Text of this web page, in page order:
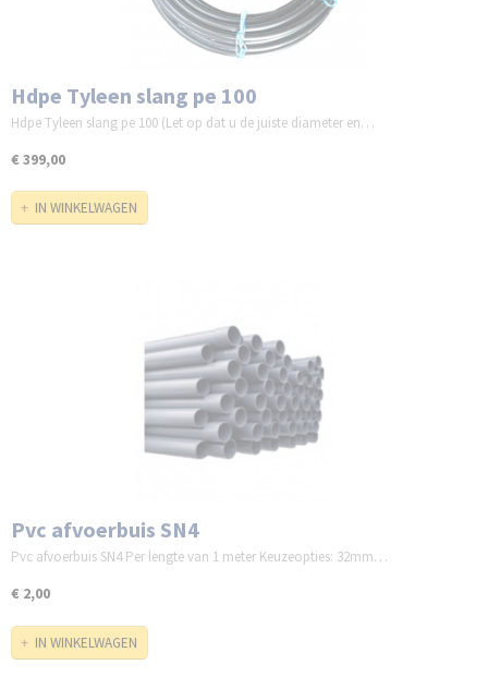
Hdpe Tyleen slang pe 100
Hdpe Tyleen slang pe 100 (Let op dat u de juiste diameter en…
€ 399,00
IN WINKELWAGEN
Pvc afvoerbuis SN4
Pvc afvoerbuis SN4 Per lengte van 1 meter Keuzeopties: 32mm…
€ 2,00
IN WINKELWAGEN